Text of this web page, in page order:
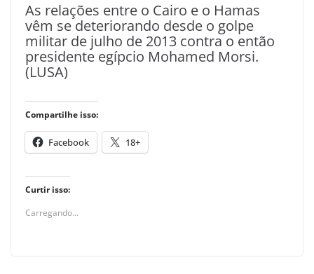
As relações entre o Cairo e o Hamas
vêm se deteriorando desde o golpe
militar de julho de 2013 contra o então
presidente egípcio Mohamed Morsi.
(LUSA)
Compartilhe isso:
Facebook 18+
Curtir isso:
Carregando...